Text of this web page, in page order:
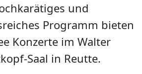
und
Programm bieten
Konzerte im Walter
Saal in Reutte.